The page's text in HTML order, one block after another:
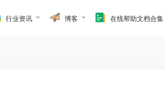
行业资讯 博客 在线帮助文档合集